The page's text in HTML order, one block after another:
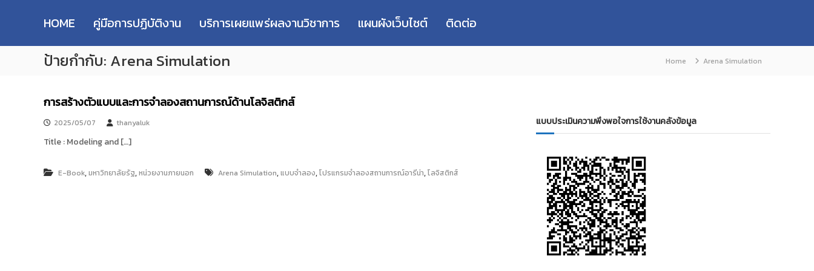
p
M
T
T
e
s
e
a
c
h
ห
วิ
ท
ย
ค
น
HOME คู่มือการปฏิบัติงาน บริการเผยแพร่ผลงานวิชาการ แผนผังเว็บไซต์ ติดต่อ
ป้ายกำกับ: Arena Simulation Home Arena Simulation
การสร้างตัวแบบและการจำลองสถานการณ์ด้านโลจิสติกส์
2025/05/07 thanyaluk
Title : Modeling and […]
E-Book,มหาวิทยาลัยรัฐ,หน่วยงานภายนอก Arena Simulation,แบบจำลอง,โปรแกรมจำลองสถานการณ์อารีน่า,โลจิสติกส์
แบบประเมินความพึงพอใจการใช้งานคลังข้อมูล